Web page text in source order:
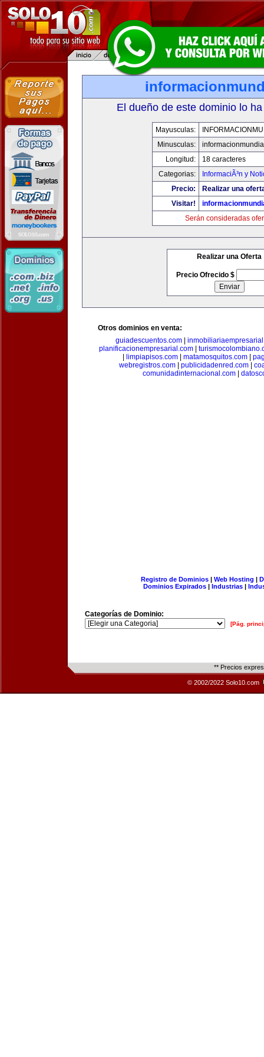
El dueño de este dominio lo
Mayusculas:
Minusculas:
Longitud:
18 caracteres
Categorias:
InformaciÃ³n y
Precio:
Realizar una
Visitar!
Serán consideradas
Realizar una Oferta
Precio Ofrecido $
Otros dominios en venta:
guiadescuentos.com
planificacionempresarial.com
limpiapisos.com| matamosquitos.com|
webregistros.com| publicidadenred.com|
comunidadinternacional.com|
Registro de Dominios| Web Hosting |
Dominios Expirados | Industrias |
Categorías de Dominio:
[Pág.
** Precios
© 2002/2022 Solo10.com